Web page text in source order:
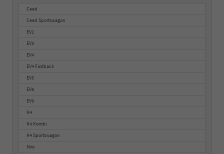
Ceed
Ceed Sportswagon
EV2
EV3
EV4
EV4 Fastback
EV5
EV6
EV9
K4
K4 Kombi
K4 Sportswagon
Niro